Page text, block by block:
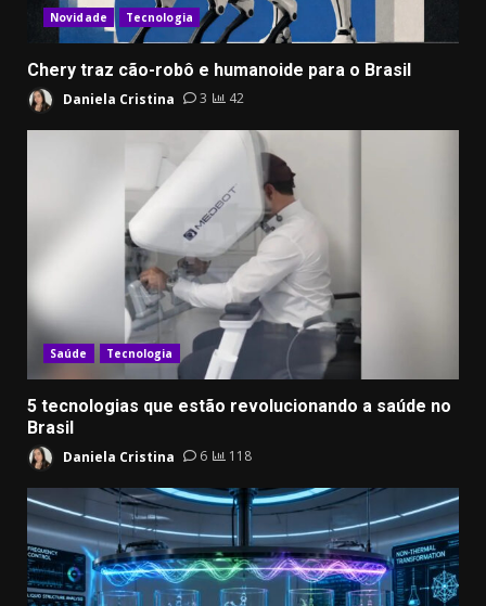
Novidade Tecnologia
Chery traz cão-robô e humanoide para o Brasil
Daniela Cristina 3 42
Saúde Tecnologia
5 tecnologias que estão revolucionando a saúde no
Brasil
Daniela Cristina 6 118